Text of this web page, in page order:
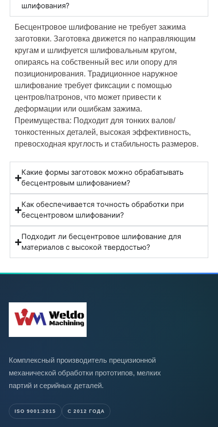
шлифования?
Бесцентровое шлифование не требует зажима
заготовки. Заготовка движется по направляющим
кругам и шлифуется шлифовальным кругом,
опираясь на собственный вес или опору для
позиционирования. Традиционное наружное
шлифование требует фиксации с помощью
центров/патронов, что может привести к
деформации или ошибкам зажима.
Преимущества: Подходит для тонких валов/
тонкостенных деталей, высокая эффективность,
превосходная круглость и стабильность размеров.
Какие формы заготовок можно обрабатывать
бесцентровым шлифованием?
Как обеспечивается точность обработки при
бесцентровом шлифовании?
Подходит ли бесцентровое шлифование для
материалов с высокой твердостью?
Комплексный производитель прецизионной
механической обработки прототипов, мелких
партий и серийных деталей.
ISO 9001:2015 С 2012 ГОДА